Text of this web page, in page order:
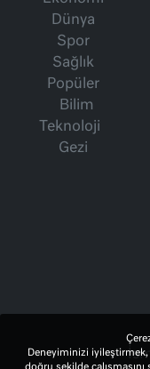
Dünya
Spor
Sağlık
Popüler
Bilim
Teknoloji
Gezi
Deneyiminizi
doğru şekilde